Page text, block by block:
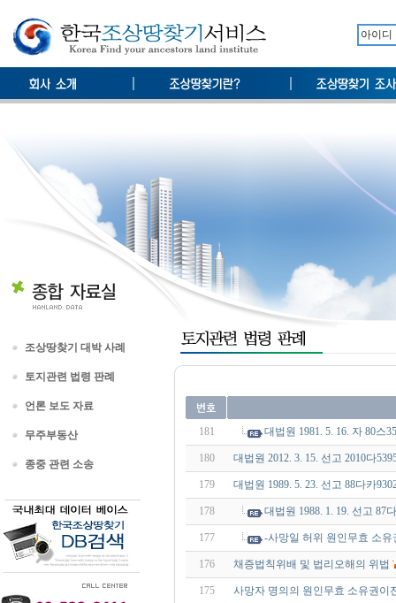
조상땅찾기 대박 사례
토지관련 법령 판례
언론 보도 자료
무주부동산
종중 관련 소송
181 대법원 1981. 5. 16. 자 80스
180 대법원 2012. 3. 15. 선고 2010다
179 대법원 1989. 5. 23. 선고 88다카
178 대법원 1988. 1. 19. 선고 87
177 -사망일 허위 원인무효 소유
176 채증법칙위배 및 법리오해의 위법
175 사망자 명의의 원인무효 소유권이